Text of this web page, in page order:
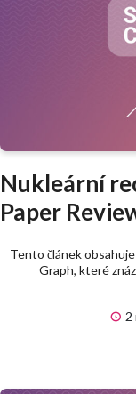
Nukleární
Paper
Tento článek
Graph, které
2